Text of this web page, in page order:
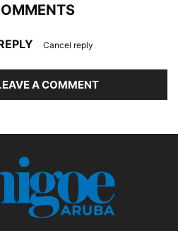
Cancel reply
A COMMENT